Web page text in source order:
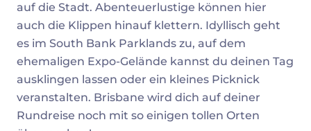
auf die Stadt. Abenteuerlustige können hier
auch die Klippen hinauf klettern. Idyllisch geht
es im South Bank Parklands zu, auf dem
ehemaligen Expo-Gelände kannst du deinen Tag
ausklingen lassen oder ein kleines Picknick
veranstalten. Brisbane wird dich auf deiner
Rundreise noch mit so einigen tollen Orten